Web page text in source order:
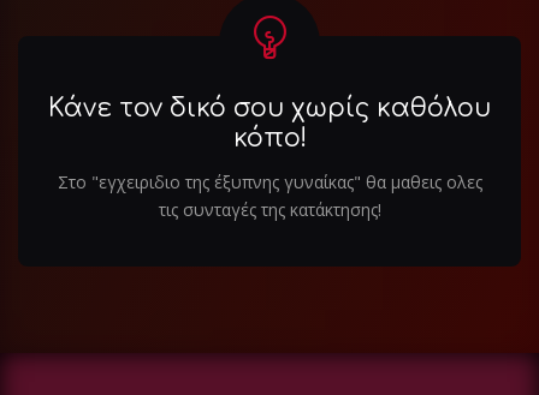
Κάνε τον δικό σου χωρίς καθόλου
κόπο!
Στο "εγχειριδιο της έξυπνης γυναίκας" θα μαθεις ολες
τις συνταγές της κατάκτησης!